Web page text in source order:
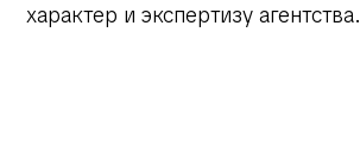
характер и экспертизу агентства.